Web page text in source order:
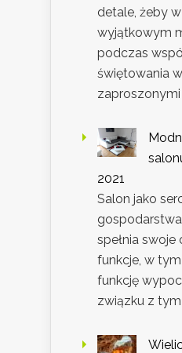
detale, żeby
wyjątkowym
podczas
świętowania
zaproszonymi
2021
Salon jako
spełnia swoje
funkcje, w
funkcję
związku z tym